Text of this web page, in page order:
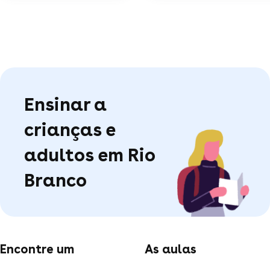
Ensinar a
crianças e
adultos em Rio
Branco
Encontre um
As aulas